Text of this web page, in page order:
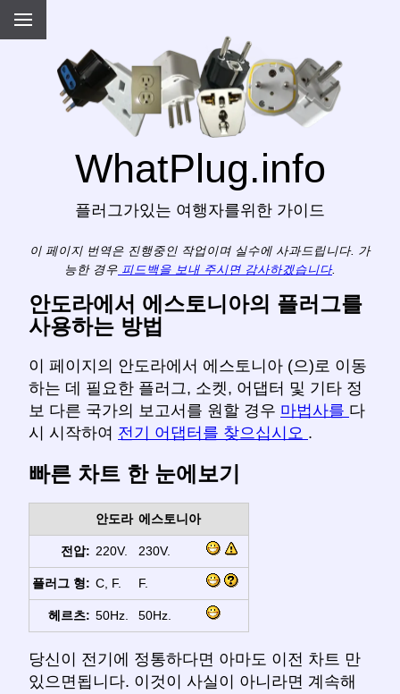
WhatPlug.info
플러그가있는 여행자를위한 가이드
이 페이지 번역은 진행중인 작업이며 실수에 사과드립니다. 가
능한 경우 피드백을 보내 주시면 감사하겠습니다.
안도라에서 에스토니아의 플러그를
사용하는 방법
이 페이지의 안도라에서 에스토니아 (으)로 이동
하는 데 필요한 플러그, 소켓, 어댑터 및 기타 정
보 다른 국가의 보고서를 원할 경우 마법사를 다
시 시작하여 전기 어댑터를 찾으십시오 .
빠른 차트 한 눈에보기
안도라 에스토니아
전압: 220V. 230V.
플러그 형: C, F. F.
헤르츠: 50Hz. 50Hz.
당신이 전기에 정통하다면 아마도 이전 차트 만
있으면됩니다. 이것이 사실이 아니라면 계속해